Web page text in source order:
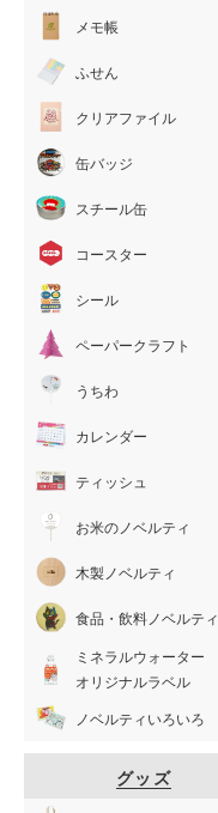
メモ帳
ふせん
クリアファイル
缶バッジ
スチール缶
コースター
シール
ペーパークラフト
うちわ
カレンダー
ティッシュ
お米のノベルティ
木製ノベルティ
食品・飲料ノベルティ
ミネラルウォーター
オリジナルラベル
ノベルティいろいろ
グッズ